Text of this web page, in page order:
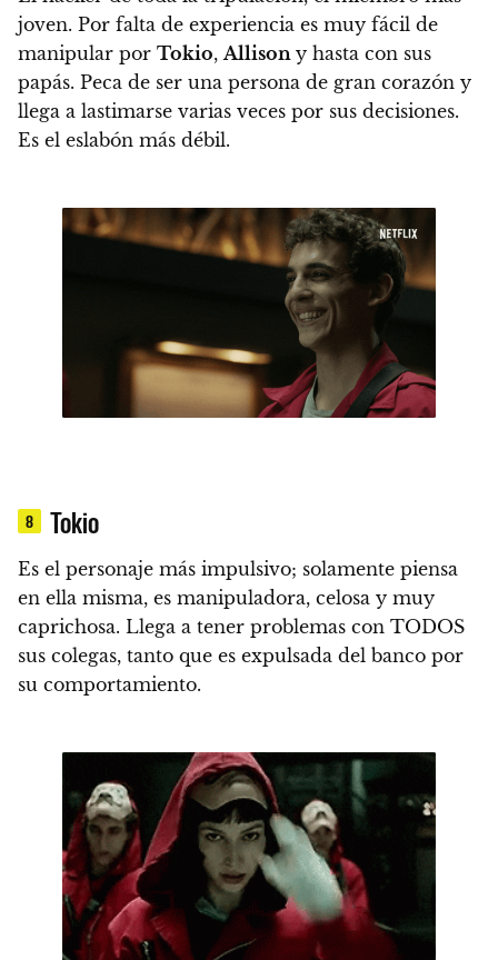
joven. Por falta de experiencia es muy fácil de
manipular por Tokio,Allison y hasta con sus
papás. Peca de ser una persona de gran corazón y
llega a lastimarse varias veces por sus decisiones.
Es el eslabón más débil.
8 Tokio
Es el personaje más impulsivo; solamente piensa
en ella misma, es manipuladora, celosa y muy
caprichosa. Llega a tener problemas con TODOS
sus colegas, tanto que es expulsada del banco por
su comportamiento.